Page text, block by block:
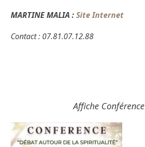
MARTINE MALIA :Site Internet
Contact : 07.81.07.12.88
Affiche Conférence